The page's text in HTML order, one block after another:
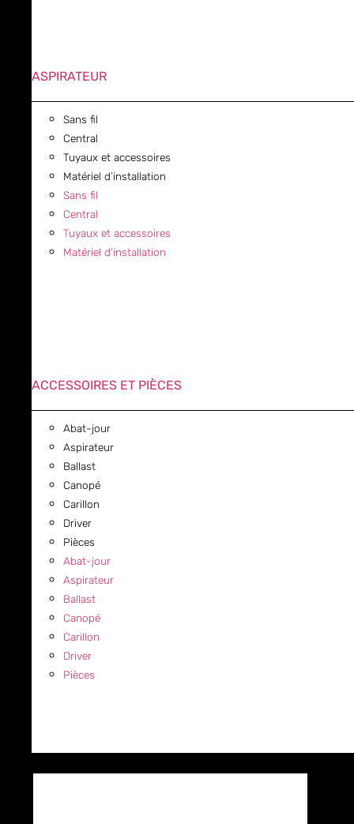
ASPIRATEUR
Sans fil
Central
Tuyaux et accessoires
Matériel d’installation
Sans fil
Central
Tuyaux et accessoires
Matériel d’installation
ACCESSOIRES ET PIÈCES
Abat-jour
Aspirateur
Ballast
Canopé
Carillon
Driver
Pièces
Abat-jour
Aspirateur
Ballast
Canopé
Carillon
Driver
Pièces